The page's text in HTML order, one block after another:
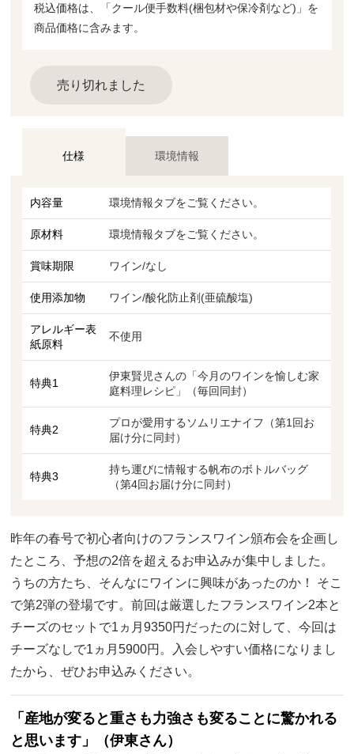
税込価格は、「クール便手数料(梱包材や保冷剤など)」を
商品価格に含みます。
売り切れました
仕様 環境情報
内容量 環境情報タブをご覧ください。
原材料 環境情報タブをご覧ください。
賞味期限 ワイン/なし
使用添加物 ワイン/酸化防止剤(亜硫酸塩)
アレルギー表
紙原料
不使用
特典1
伊東賢児さんの「今月のワインを愉しむ家
庭料理レシピ」（毎回同封）
特典2
プロが愛用するソムリエナイフ（第1回お
届け分に同封）
特典3
持ち運びに情報する帆布のボトルバッグ
（第4回お届け分に同封）
昨年の春号で初心者向けのフランスワイン頒布会を企画し
たところ、予想の2倍を超えるお申込みが集中しました。
うちの方たち、そんなにワインに興味があったのか！ そこ
で第2弾の登場です。前回は厳選したフランスワイン2本と
チーズのセットで1ヵ月9350円だったのに対して、今回は
チーズなしで1ヵ月5900円。入会しやすい価格になりまし
たから、ぜひお申込みください。
「産地が変ると重さも力強さも変ることに驚かれる
と思います」（伊東さん）